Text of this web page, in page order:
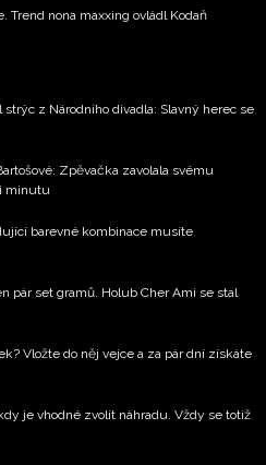
Trend nona maxxing ovládl Kodaň
z Národního divadla: Slavný herec se
Zpěvačka zavolala svému
minutu
barevné kombinace musíte
pár set gramů. Holub Cher Ami se stal
Vložte do něj vejce a za pár dní získáte
je vhodné zvolit náhradu. Vždy se totiž